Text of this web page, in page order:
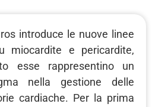
introduce le nuove linee
miocardite e pericardite,
esse rappresentino un
nella gestione delle
cardiache. Per la prima